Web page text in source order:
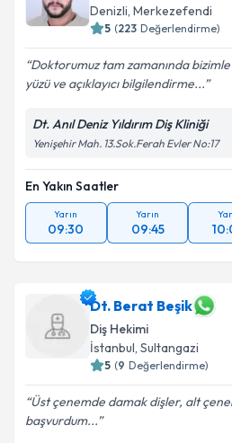
Denizli, Merkezefendi
5 (223 Değerlendirme)
Doktorumuz tam zamanında
yüzü ve açıklayıcı bilgilendirme...
Dt. Anıl Deniz Yıldırım Diş Kliniği
Yenişehir Mah. 13.Sok.Ferah Evler No:17
En Yakın Saatler
Yarın
09:30
Yarın
09:45
Dt. Berat Beşik
Diş Hekimi
İstanbul, Sultangazi
5 (9 Değerlendirme)
Üst çenemde damak dişler, alt
başvurdum...